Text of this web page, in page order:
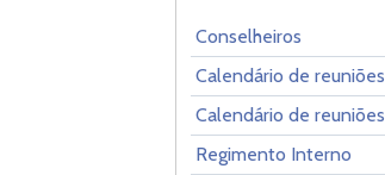
Conselheiros
Calendário de reuniões
Calendário de reuniões
Regimento Interno